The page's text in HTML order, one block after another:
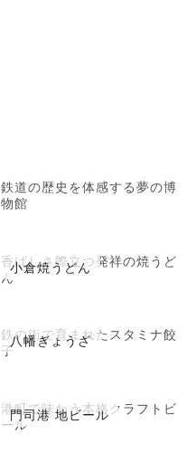
鉄道の歴史を体感する夢の博
物館
小倉焼うどん
香ばしさ際立つ発祥の焼うど
ん
八幡ぎょうざ
鉄の街で育まれたスタミナ餃
子
門司港 地ビール
港町で味わう本格クラフトビ
ール